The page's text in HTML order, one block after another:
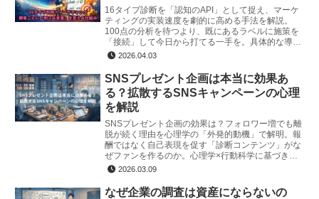
16タイプ診断を「認知のAPI」として捉え、マーケ
ティングの実装速度を劇的に高める手法を解説。
100点の分析を待つより、既にあるラベルに施策を
「接続」して今日から打てる一手を。具体的な導入
3ステップから、CTAの出し分けやレビューのソー
装ロジックの融合を提案します。
2026.04.03
SNSプレゼント企画は本当に効果あ
る？拡散するSNSキャンペーンの心理
を解説
SNSプレゼント企画の効果は？フォロワー増でも離
脱が続く理由を心理学の「外発的動機」で解明。報
酬ではなく自己表現を促す「診断コンテンツ」がな
ぜファンを作るのか。心理学×行動科学に基づき、
成果に直結するSNS施策の本質を専門家が解説しま
2026.03.09
なぜ企業の調査は資産にならないの